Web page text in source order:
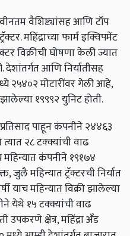
वैशिष्ट्यांसह आणि टॉप
महिंद्राच्या फार्म इक्विपमेंट
विक्रीची घोषणा केली ज्यात
आणि निर्यातीसह
२५४०२ मोटारींवर गेली आहे,
१९९९२ युनिट होती.
पाहून कंपनीने २४४६३
२८ टक्क्यांची वाढ
महिन्यात कंपनीने १९१७४
जुलै महिन्यात ट्रॅक्टरची निर्यात
याच महिन्यात विक्री झालेल्या
येथे १५ टक्क्यांची वाढ
उपकरणे क्षेत्र, महिंद्रा अँड